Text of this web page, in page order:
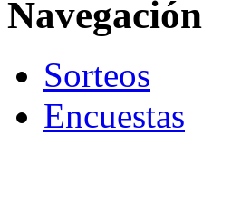
Navegación
Sorteos
Encuestas